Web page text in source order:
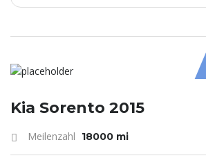
Kia Sorento 2015
Meilenzahl 18000 mi